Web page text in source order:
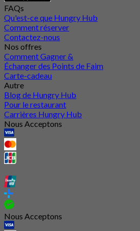
FAQs
Qu'est-ce que Hungry Hub
Comment réserver
Contactez-nous
Nos offres
Comment Gagner &
Échanger des Points de Faim
Carte-cadeau
Autre
Blog de Hungry Hub
Pour le restaurant
Carrières Hungry Hub
Nous Acceptons
Nous Acceptons